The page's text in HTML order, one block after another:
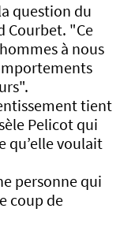
question du
Courbet. "Ce
à nous
tient
Pelicot qui
qu’elle voulait
personne qui
coup de